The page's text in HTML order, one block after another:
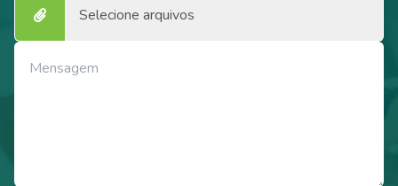
Selecione arquivos